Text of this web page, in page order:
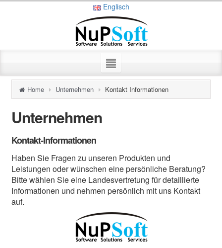
Englisch
Home Unternehmen Kontakt Informationen
Unternehmen
Kontakt-Informationen
Haben Sie Fragen zu unseren Produkten und
Leistungen oder wünschen eine persönliche Beratung?
Bitte wählen Sie eine Landesvertretung für detaillierte
Informationen und nehmen persönlich mit uns Kontakt
auf.